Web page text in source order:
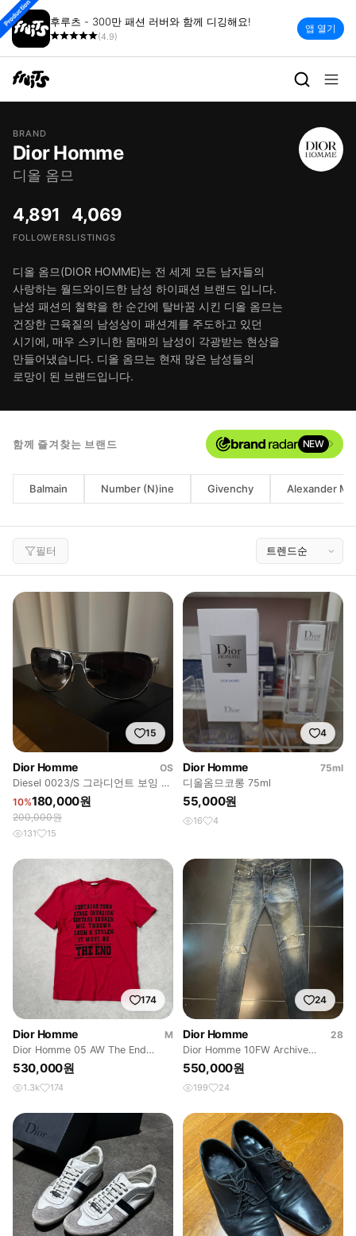
후루츠 - 300만 패션 러버와 함께 디깅해요!
(4.9)
앱 열기
BRAND
Dior Homme
디올 옴므
4,891
FOLLOWERS
4,069
LISTINGS
디올 옴므(DIOR HOMME)는 전 세계 모든 남자들의
사랑하는 월드와이드한 남성 하이패션 브랜드 입니다.
남성 패션의 철학을 한 순간에 탈바꿈 시킨 디올 옴므는
건장한 근육질의 남성상이 패션계를 주도하고 있던
시기에, 매우 스키니한 몸매의 남성이 각광받는 현상을
만들어냈습니다. 디올 옴므는 현재 많은 남성들의
로망이 된 브랜드입니다.
함께 즐겨찾는 브랜드 NEW
Balmain Number (N)ine Givenchy Alexander
필터
15
Dior Homme
OS
Diesel 0023/S 그라디언트 보잉 선
글라스 실버
10%180,000원
200,000원
131 15
4
Dior Homme
75ml
디올옴므코롱 75ml
55,000원
16 4
174
Dior Homme
M
Dior Homme 05 AW The End
Graphic T-Shirt
530,000원
1.3k 174
24
Dior Homme
28
Dior Homme 10FW Archive
Distressed Denim
550,000원
199 24
Production